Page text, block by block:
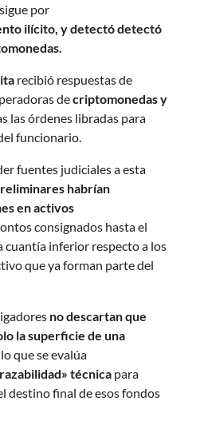
por
ilícito, y detectó detectó
recibió respuestas de
decriptomonedas y
las órdenes libradas para
funcionario.
fuentes judiciales a esta
habrían
en activos
consignados hasta el
cuantía inferior respecto a los
que ya forman parte del
no descartan que
la superficie de una
que se evalúa
técnica para
destino final de esos fondos